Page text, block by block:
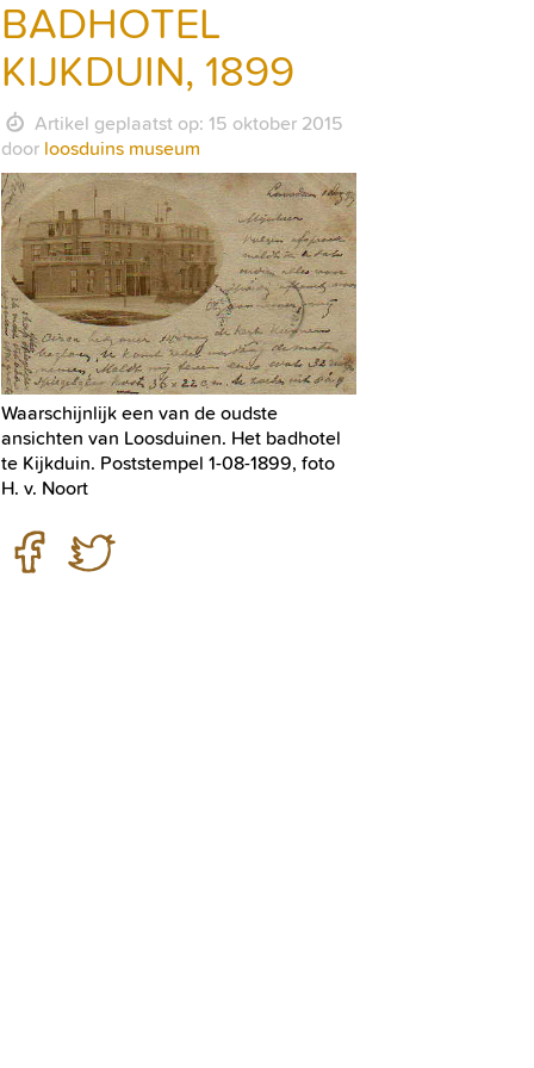
BADHOTEL
KIJKDUIN, 1899
Artikel geplaatst op: 15 oktober 2015
door loosduins museum
Waarschijnlijk een van de oudste
ansichten van Loosduinen. Het badhotel
te Kijkduin. Poststempel 1-08-1899, foto
H. v. Noort